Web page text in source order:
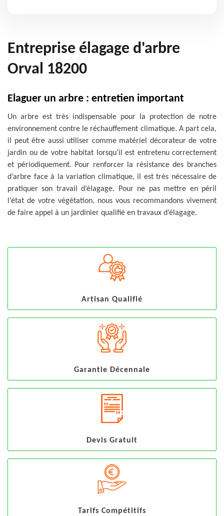
Entreprise élagage d'arbre
Orval 18200
Elaguer un arbre : entretien important
Un arbre est très indispensable pour la protection de notre
environnement contre le réchauffement climatique. A part cela,
il peut être aussi utiliser comme matériel décorateur de votre
jardin ou de votre habitat lorsqu’il est entretenu correctement
et périodiquement. Pour renforcer la résistance des branches
d’arbre face à la variation climatique, il est très nécessaire de
pratiquer son travail d’élagage. Pour ne pas mettre en péril
l’état de votre végétation, nous vous recommandons vivement
de faire appel à un jardinier qualifié en travaux d’élagage.
Artisan Qualifié
Garantie Décennale
Devis Gratuit
Tarifs Compétitifs